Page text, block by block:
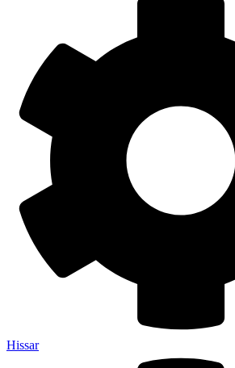
Hissar